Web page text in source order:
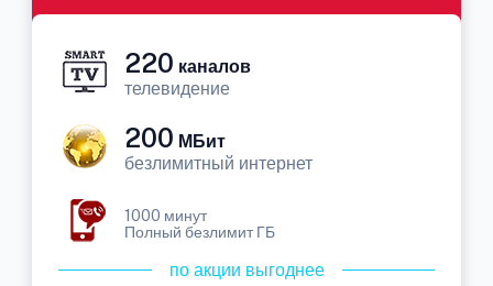
220 каналов
телевидение
200 МБит
безлимитный интернет
1000 минут
Полный безлимит ГБ
по акции выгоднее